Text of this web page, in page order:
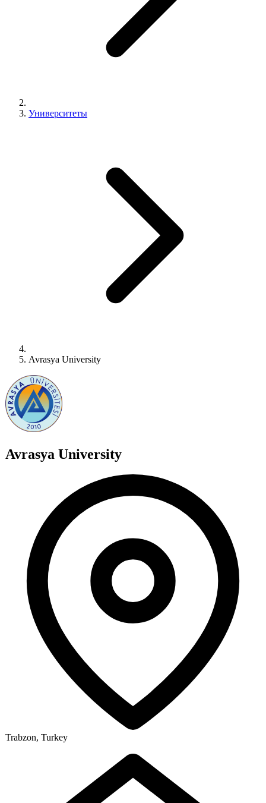
Университеты
Avrasya University
Avrasya University
Trabzon, Turkey